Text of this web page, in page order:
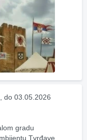
do 03.05.2026
gradu
Tvrđave